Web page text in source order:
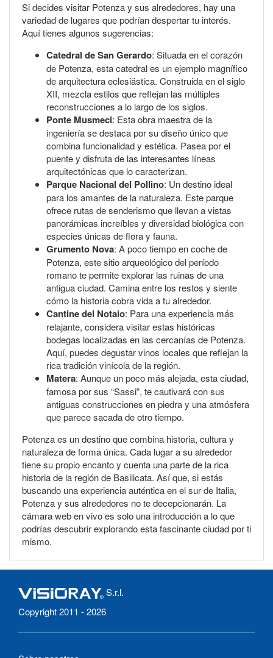
Si decides visitar Potenza y sus alrededores, hay una
variedad de lugares que podrían despertar tu interés.
Aquí tienes algunos sugerencias:
Catedral de San Gerardo: Situada en el corazón
de Potenza, esta catedral es un ejemplo magnífico
de arquitectura eclesiástica. Construida en el siglo
XII, mezcla estilos que reflejan las múltiples
reconstrucciones a lo largo de los siglos.
Ponte Musmeci: Esta obra maestra de la
ingeniería se destaca por su diseño único que
combina funcionalidad y estética. Pasea por el
puente y disfruta de las interesantes líneas
arquitectónicas que lo caracterizan.
Parque Nacional del Pollino: Un destino ideal
para los amantes de la naturaleza. Este parque
ofrece rutas de senderismo que llevan a vistas
panorámicas increíbles y diversidad biológica con
especies únicas de flora y fauna.
Grumento Nova: A poco tiempo en coche de
Potenza, este sitio arqueológico del período
romano te permite explorar las ruinas de una
antigua ciudad. Camina entre los restos y siente
cómo la historia cobra vida a tu alrededor.
Cantine del Notaio: Para una experiencia más
relajante, considera visitar estas históricas
bodegas localizadas en las cercanías de Potenza.
Aquí, puedes degustar vinos locales que reflejan la
rica tradición vinícola de la región.
Matera: Aunque un poco más alejada, esta ciudad,
famosa por sus “Sassi”, te cautivará con sus
antiguas construcciones en piedra y una atmósfera
que parece sacada de otro tiempo.
Potenza es un destino que combina historia, cultura y
naturaleza de forma única. Cada lugar a su alrededor
tiene su propio encanto y cuenta una parte de la rica
historia de la región de Basilicata. Así que, si estás
buscando una experiencia auténtica en el sur de Italia,
Potenza y sus alrededores no te decepcionarán. La
cámara web en vivo es solo una introducción a lo que
podrías descubrir explorando esta fascinante ciudad por ti
mismo.
S.r.l.
Copyright 2011 - 2026